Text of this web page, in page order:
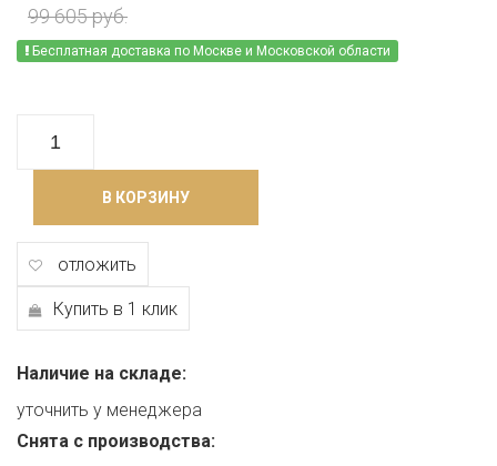
99 605 руб.
Бесплатная доставка по Москве и Московской области
В КОРЗИНУ
отложить
Купить в 1 клик
Наличие на складе:
уточнить у менеджера
Снята с производства: